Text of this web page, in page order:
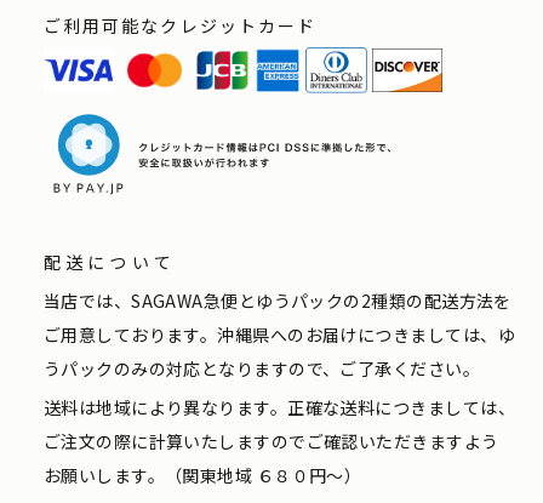
ご利用可能なクレジットカード
配送について
当店では、SAGAWA急便とゆうパックの2種類の配送方法を
ご用意しております。沖縄県へのお届けにつきましては、ゆ
うパックのみの対応となりますので、ご了承ください。
送料は地域により異なります。正確な送料につきましては、
ご注文の際に計算いたしますのでご確認いただきますよう
お願いします。（関東地域 ６８０円〜）